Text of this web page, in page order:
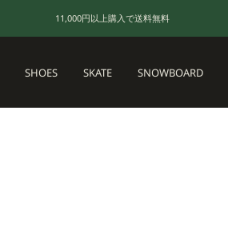
11,000円以上購入で送料無料
SHOES SKATE SNOWBOARD